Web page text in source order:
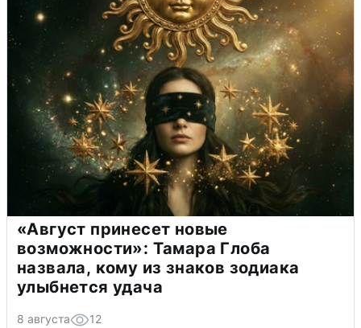
«Август принесет новые
возможности»: Тамара Глоба
назвала, кому из знаков зодиака
улыбнется удача
8 августа 12